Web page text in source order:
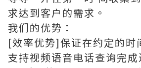
求达到客户的需求。
我们的优势：
[效率优势]保证在约定的时
支持视频语音电话查询完成